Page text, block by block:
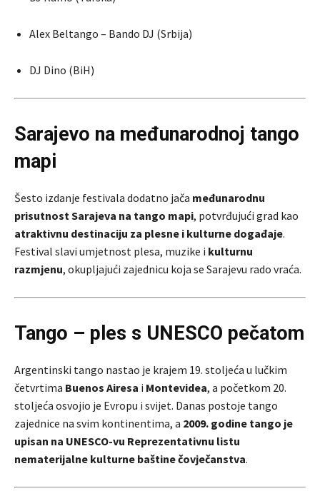
Alex Beltango – Bando DJ (Srbija)
DJ Dino (BiH)
Sarajevo na međunarodnoj tango
mapi
Šesto izdanje festivala dodatno jača međunarodnu
prisutnost Sarajeva na tango mapi, potvrđujući grad kao
atraktivnu destinaciju za plesne i kulturne događaje.
Festival slavi umjetnost plesa, muzike i kulturnu
razmjenu, okupljajući zajednicu koja se Sarajevu rado vraća.
Tango – ples s UNESCO pečatom
Argentinski tango nastao je krajem 19. stoljeća u lučkim
četvrtima Buenos Airesa i Montevidea, a početkom 20.
stoljeća osvojio je Evropu i svijet. Danas postoje tango
zajednice na svim kontinentima, a 2009. godine tango je
upisan na UNESCO-vu Reprezentativnu listu
nematerijalne kulturne baštine čovječanstva.